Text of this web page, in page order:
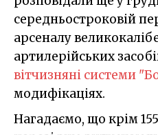
середньостроковій
арсеналу
артилерійських
вітчизняні системи
модифікаціях.
Нагадаємо, що крім